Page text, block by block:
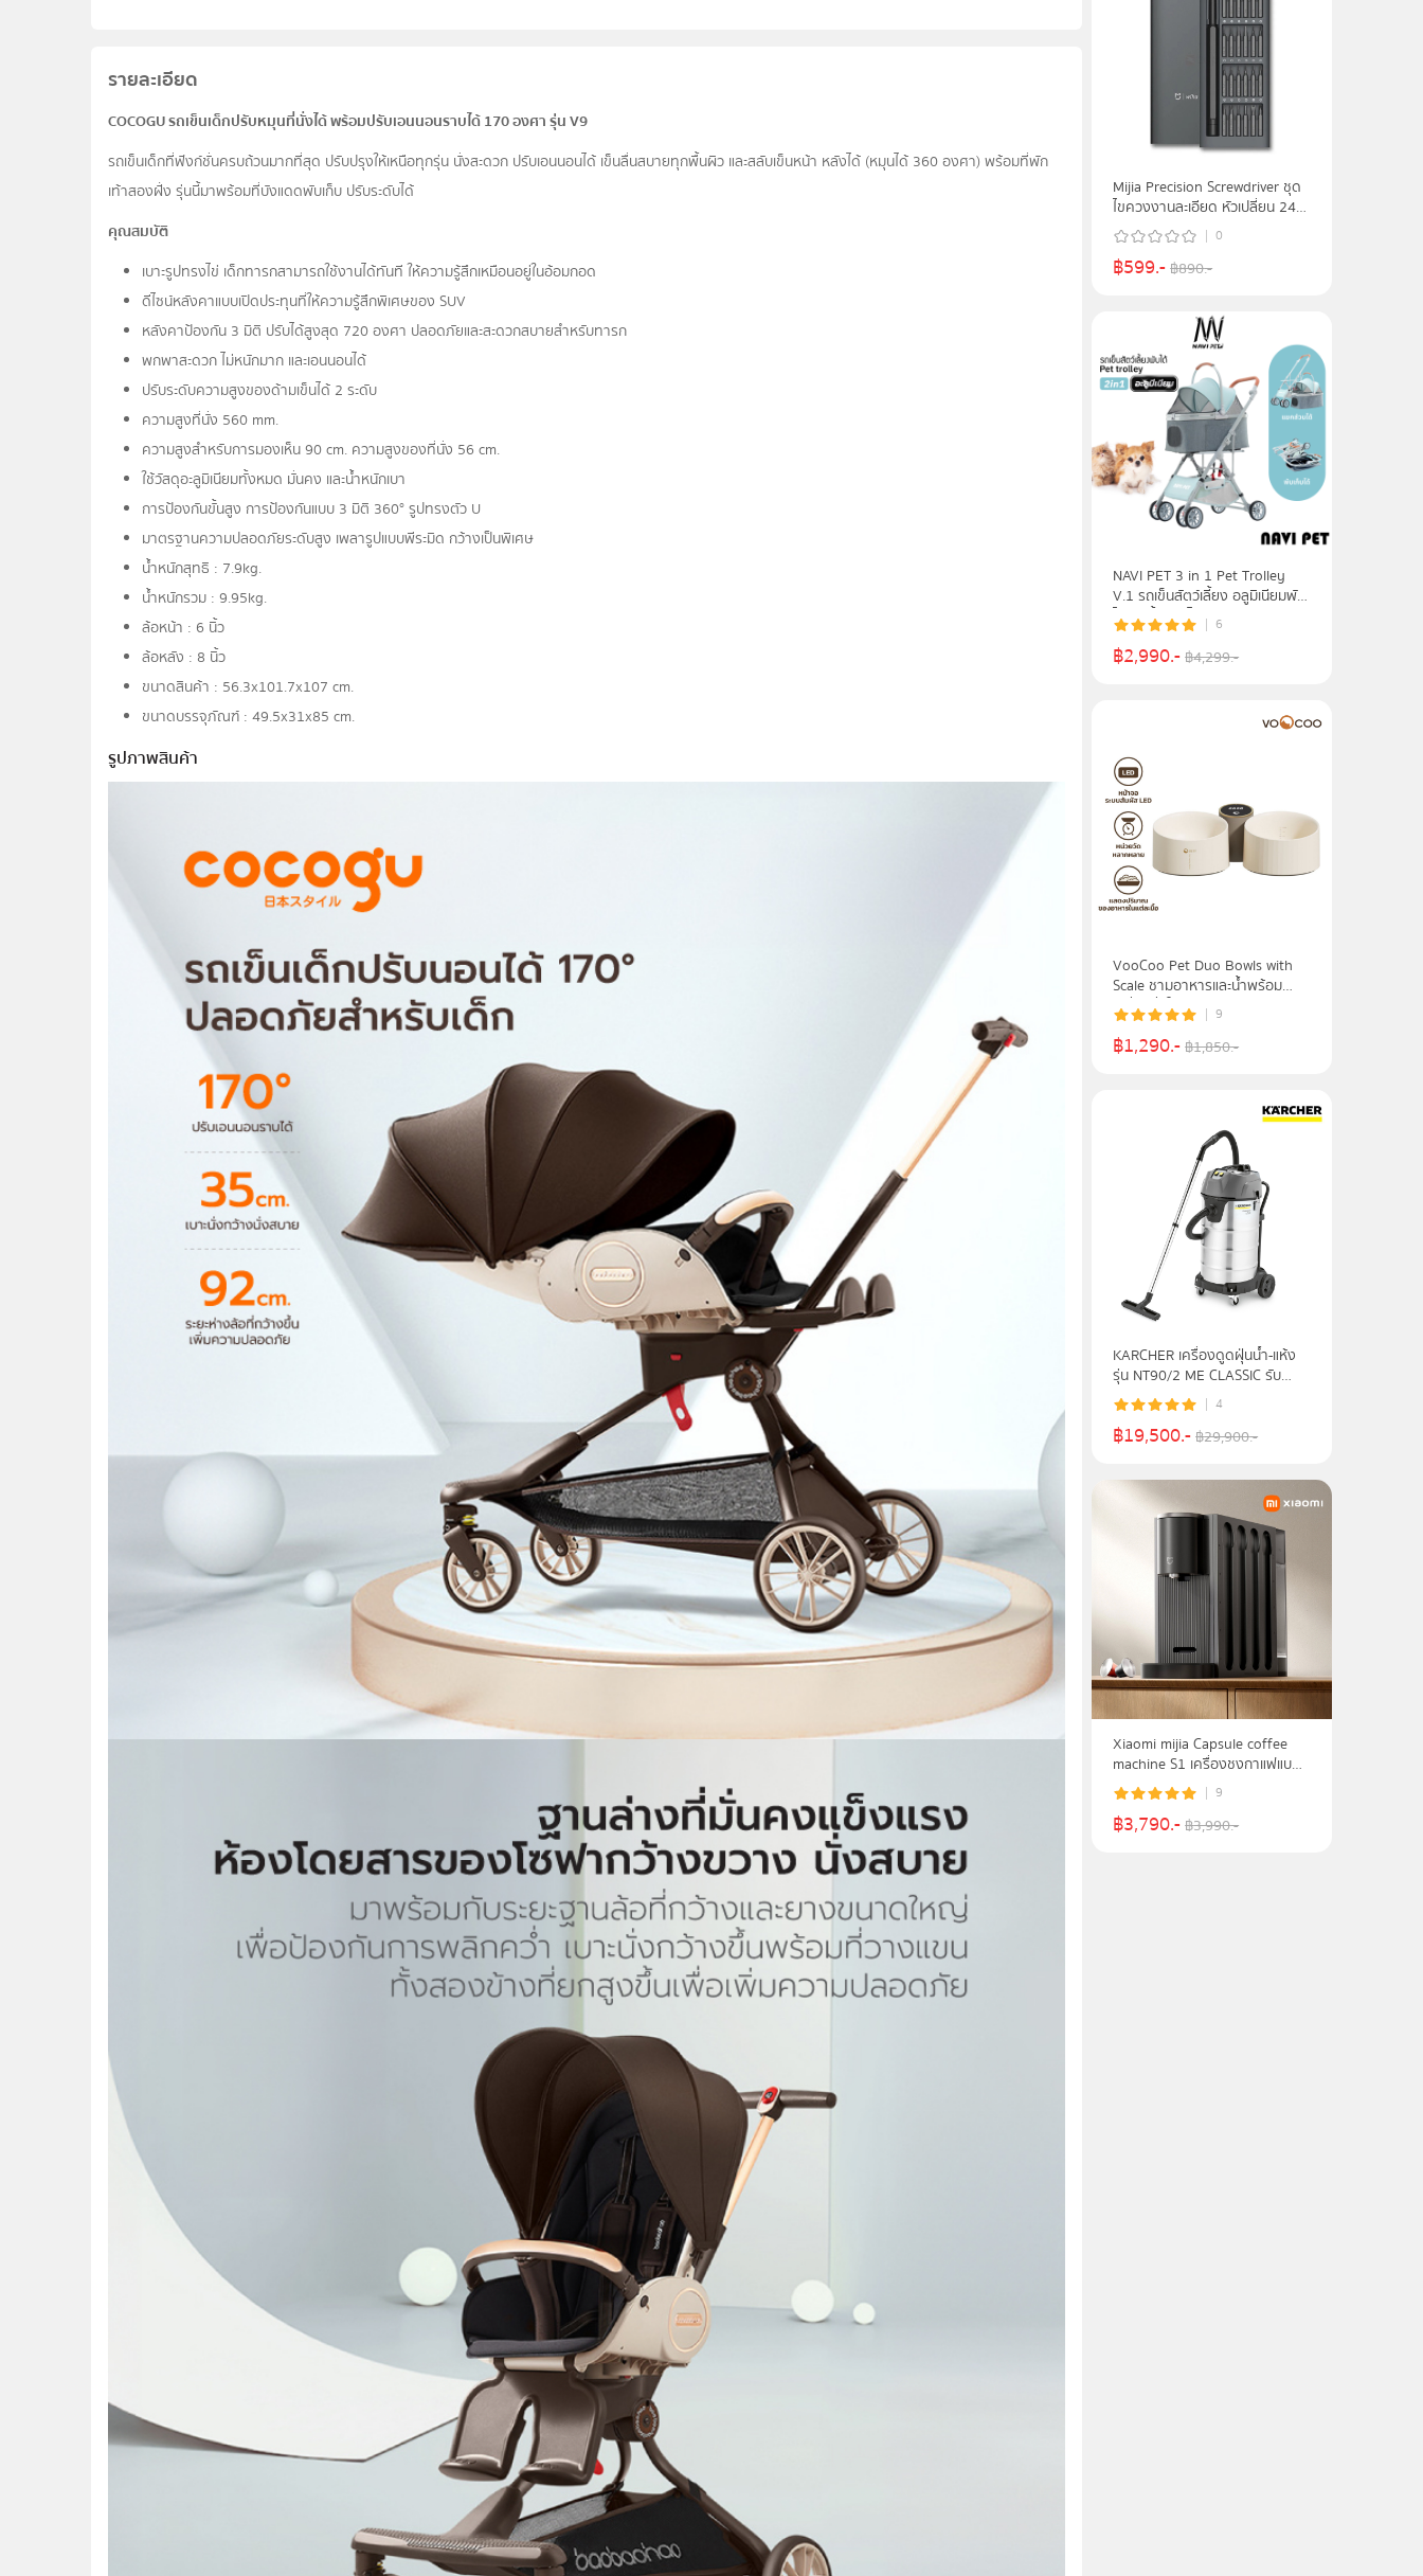
รายละเอียด
COCOGU รถเข็นเด็กปรับหมุนที่นั่งได้ พร้อมปรับเอนนอนราบได้ 170 องศา รุ่น V9
รถเข็นเด็กที่ฟังก์ชั่นครบถ้วนมากที่สุด ปรับปรุงให้เหนือทุกรุ่น นั่งสะดวก ปรับเอนนอนได้ เข็นลื่นสบายทุกพื้นผิว และสลับเข็นหน้า หลังได้ (หมุนได้ 360 องศา) พร้อมที่พัก
เท้าสองฝั่ง รุ่นนี้มาพร้อมที่บังแดดพับเก็บ ปรับระดับได้
คุณสมบัติ
เบาะรูปทรงไข่ เด็กทารกสามารถใช้งานได้ทันที ให้ความรู้สึกเหมือนอยู่ในอ้อมกอด
ดีไซน์หลังคาแบบเปิดประทุนที่ให้ความรู้สึกพิเศษของ SUV
หลังคาป้องกัน 3 มิติ ปรับได้สูงสุด 720 องศา ปลอดภัยและสะดวกสบายสำหรับทารก
พกพาสะดวก ไม่หนักมาก และเอนนอนได้
ปรับระดับความสูงของด้ามเข็นได้ 2 ระดับ
ความสูงที่นั่ง 560 mm.
ความสูงสำหรับการมองเห็น 90 cm. ความสูงของที่นั่ง 56 cm.
ใช้วัสดุอะลูมิเนียมทั้งหมด มั่นคง และน้ำหนักเบา
การป้องกันขั้นสูง การป้องกันแบบ 3 มิติ 360° รูปทรงตัว U
มาตรฐานความปลอดภัยระดับสูง เพลารูปแบบพีระมิด กว้างเป็นพิเศษ
น้ำหนักสุทธิ : 7.9kg.
น้ำหนักรวม : 9.95kg.
ล้อหน้า : 6 นิ้ว
ล้อหลัง : 8 นิ้ว
ขนาดสินค้า : 56.3x101.7x107 cm.
ขนาดบรรจุภัณฑ์ : 49.5x31x85 cm.
รูปภาพสินค้า
Mijia Precision Screwdriver ชุด
ไขควงงานละเอียด หัวเปลี่ยน 24
แบบ
0
฿599.-฿890.-
NAVI PET 3 in 1 Pet Trolley
V.1 รถเข็นสัตว์เลี้ยง อลูมิเนียมพับ
ได้ รับน้ำหนักได้ถึง 15 kg.
6
฿2,990.-฿4,299.-
VooCoo Pet Duo Bowls with
Scale ชามอาหารและน้ำพร้อม
เครื่องชั่งในตัว หน้าจอ LED รุ่น
6974381465021 รับประกันศูนย์
ไทย 1 ปี
9
฿1,290.-฿1,850.-
KARCHER เครื่องดูดฝุ่นน้ำ-แห้ง
รุ่น NT90/2 ME CLASSIC รับ
ประกัน Moter 1 ปี 4
฿19,500.-฿29,900.-
Xiaomi mijia Capsule coffee
machine S1 เครื่องชงกาแฟแบบ
แคปซูล
9
฿3,790.-฿3,990.-